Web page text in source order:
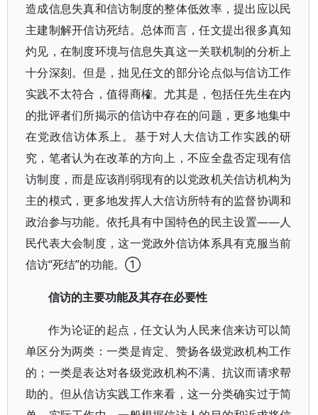
造成信息失真和信访制度的整体低效率，提出应以民
主建制解开信访死结。总体而言，任文提出很多真知
灼见，在制度环境与信息失真这一关联机制的分析上
十分深刻。但是，拙见任文的部分论点似与信访工作
实践不太符合，值得商榷。尤其是，包括任先生在内
的批评者们所揭示的信访中存在的问题，更多地集中
在党政信访体系上。基于对人大信访工作实践的研
究，笔者认为在改革的方向上，不应全盘否定现有信
访制度，而是应该削弱现有的以党政机关信访机构为
主的模式，更多地发挥人大信访所特有的监督协调和
政治参与功能。依托具有中国特色的民主设置——人
民代表大会制度，这一党政外信访体系具有克服当前
信访“死结”的功能。①
信访的主要功能及其存在必要性
作为论证的起点，任文认为人民来信来访可以简
单区分为两类：一类是肯定、赞扬各级党政机构工作
的；一类是表达对各级党政机构不满、抗议而请求帮
助的。但从信访实践工作来看，这一分类确实过于简